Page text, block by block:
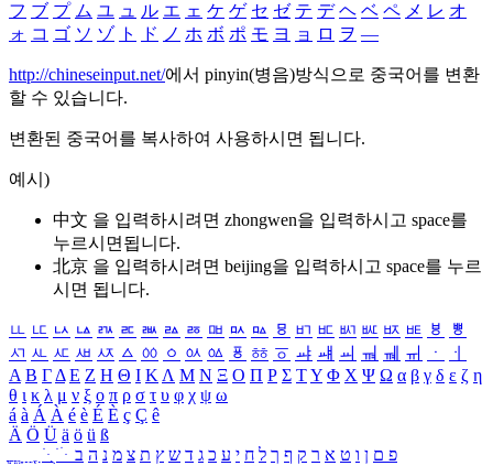
フ ブ プ ム ユ ュ ル エ ェ ケ ゲ セ ゼ テ デ ヘ ベ ペ メ レ オ
ォ コ ゴ ソ ゾ ト ド ノ ホ ボ ポ モ ヨ ョ ロ ヲ ―
http://chineseinput.net/에서 pinyin(병음)방식으로 중국어를 변환
할 수 있습니다.
변환된 중국어를 복사하여 사용하시면 됩니다.
예시)
中文 을 입력하시려면 zhongwen을 입력하시고 space를
누르시면됩니다.
北京 을 입력하시려면 beijing을 입력하시고 space를 누르
시면 됩니다.
ㅥ ㅦ ㅧ ㅨ ㅩ ㅪ ㅫ ㅬ ㅭ ㅮ ㅯ ㅰ ㅱ ㅲ ㅳ ㅴ ㅵ ㅶ ㅷ ㅸ
ㅹ
ㅺ ㅻ ㅼ ㅽ ㅾ ㅿ ㆀ ㆁ ㆂ ㆃ ㆄ ㆅ ㆆ ㆇ ㆈ ㆉ ㆊ ㆋ ㆌ ㆍ
ㆎ
Α Β ΓΔ Ε Ζ Η Θ Ι ΚΛ Μ Ν Ξ Ο Π Ρ Σ ΤΥ Φ Χ Ψ Ω α β γ δ ε ζ η
θ ι κ λ μ ν ξ ο π ρ σ τ υ φ χ ψ ω
á à Á À é è É È ç Ç ê
Ä Ö Ü ä ö ü ß
ִֶֹ ֻּ ׁׂ פ ם ן ו ט א ר ק ף ך ל ח י ע כ ג ד ש ץ ת צ מ נ ה ב